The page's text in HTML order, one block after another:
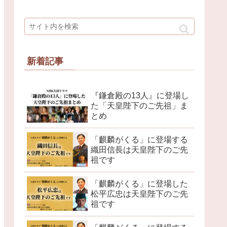
新着記事
『鎌倉殿の13人』に登場し
た「天皇陛下のご先祖」ま
とめ
「麒麟がくる」に登場する
織田信長は天皇陛下のご先
祖です
「麒麟がくる」に登場した
松平広忠は天皇陛下のご先
祖です